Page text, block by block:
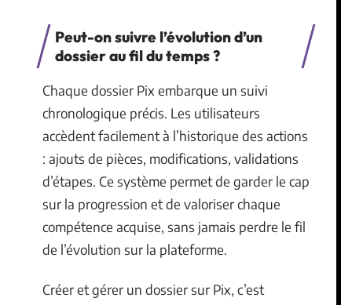
Peut-on suivre l’évolution d’un
dossier au fil du temps ?
Chaque dossier Pix embarque un suivi
chronologique précis. Les utilisateurs
accèdent facilement à l’historique des actions
: ajouts de pièces, modifications, validations
d’étapes. Ce système permet de garder le cap
sur la progression et de valoriser chaque
compétence acquise, sans jamais perdre le fil
de l’évolution sur la plateforme.
Créer et gérer un dossier sur Pix, c’est